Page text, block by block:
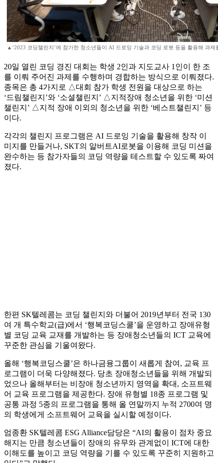
▲‘2023 코딩챌린지’에 참가한 청소년들이 AI 드로잉 기술과 코딩 로봇 등을 활용해 과
20일 열린 코딩 경진 대회는 학생 2인과 지도교사 1인이 한 조
를 이뤄 주어진 과제를 수행하며 경합하는 방식으로 이뤄졌다.
종목은 총 4가지로 △대회 참가 학생 전원을 대상으로 하는
‘드림챌린지’와 ‘소셜챌린지’ △지적장애 청소년을 위한 ‘미션
챌린지’ △지적 장애 이외의 청소년을 위한 ‘베스트챌린지’ 등
이다.
각각의 챌린지 프로그램은 AI 드로잉 기술을 활용해 창작 이
미지를 만들거나, SKT의 알버트AI로봇을 이용해 코딩 미션을
완수하는 등 참가자들의 코딩 역량을 테스트할 수 있도록 짜여
졌다.
한편 SK텔레콤는 코딩 챌린지와 더불어 2019년부터 전국 130
여 개 특수학교(급)에서 ‘행복코딩스쿨’을 운영하고 장애유형
별 코딩 교육 교재를 개발하는 등 장애청소년들의 ICT 교육에
꾸준한 관심을 기울여왔다.
올해 ‘행복코딩스쿨’은 하나금융그룹이 새롭게 참여, 교육 프
로그램이 더욱 다양해졌다. 당초 장애청소년들을 위해 개발되
었으나 올해부터는 비장애 청소년까지 영역을 확대, 소프트웨
어 교육 프로그램을 제공한다. 장애 유형별 18종 프로그램 및
공통 과정 5종의 프로그램을 통해 올 연말까지 누적 2700여 명
의 학생에게 소프트웨어 교육을 실시할 예정이다.
엄종환 SK텔레콤 ESG Alliance담당은 “AI의 활용이 점차 중요
해지는 만큼 청소년들이 장애의 유무와 관계없이 ICT에 대한
이해도를 높이고 코딩 역량을 기를 수 있도록 꾸준히 지원하고